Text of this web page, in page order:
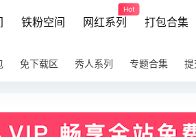
铁粉空间 网红系列
Hot
打包合集
免下载区 秀人系列 专题合集 提